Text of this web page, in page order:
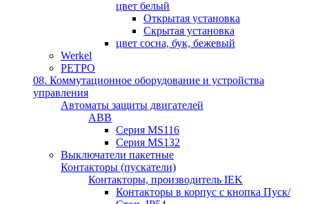
цвет белый
Открытая установка
Скрытая установка
цвет сосна, бук, бежевый
Werkel
РЕТРО
08. Коммутационное оборудование и устройства
управления
Автоматы защиты двигателей
ABB
Серия MS116
Серия MS132
Выключатели пакетные
Контакторы (пускатели)
Контакторы, производитель IEK
Контакторы в корпус с кнопка Пуск/